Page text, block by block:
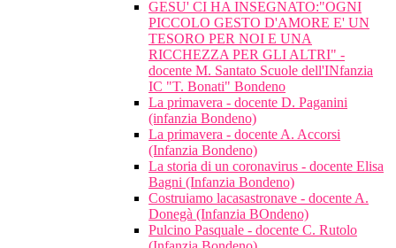
GESU' CI HA INSEGNATO:"OGNI
PICCOLO GESTO D'AMORE E' UN
TESORO PER NOI E UNA
RICCHEZZA PER GLI ALTRI" -
docente M. Santato Scuole dell'INfanzia
IC "T. Bonati" Bondeno
La primavera - docente D. Paganini
(infanzia Bondeno)
La primavera - docente A. Accorsi
(Infanzia Bondeno)
La storia di un coronavirus - docente Elisa
Bagni (Infanzia Bondeno)
Costruiamo lacasastronave - docente A.
Donegà (Infanzia BOndeno)
Pulcino Pasquale - docente C. Rutolo